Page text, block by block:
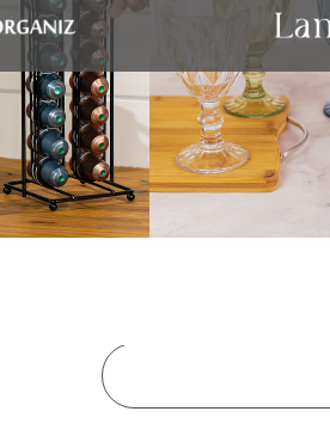
de limpar. Seu
praticidade na hora
total da fruta no dia
Características
Peso